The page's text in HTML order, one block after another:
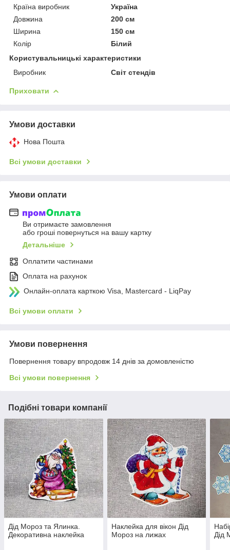
Країна виробник
Україна
Довжина
200 см
Ширина
150 см
Колір
Білий
Користувальницькі характеристики
Виробник
Світ стендів
Приховати
Умови доставки
Нова Пошта
Всі умови доставки
Умови оплати
Ви отримаєте замовлення
або гроші повернуться на вашу картку
Детальніше
Оплатити частинами
Оплата на рахунок
Онлайн-оплата карткою Visa, Mastercard - LiqPay
Всі умови оплати
Умови повернення
Повернення товару впродовж 14 днів за домовленістю
Всі умови повернення
Подібні товари компанії
Дід Мороз та Ялинка.
Декоративна наклейка
Наклейка для вікон Дід
Мороз на лижах
Дід